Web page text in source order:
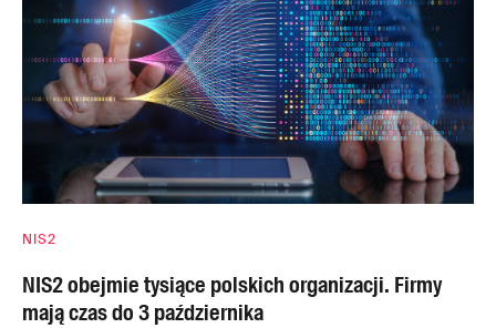
NIS2
NIS2 obejmie tysiące polskich organizacji. Firmy
mają czas do 3 października